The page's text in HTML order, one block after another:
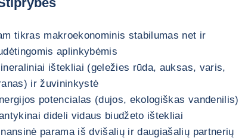
tikras makroekonominis stabilumas net ir
aplinkybėmis
ištekliai (geležies rūda, auksas, varis,
ir žuvininkystė
potencialas (dujos, ekologiškas vandenilis)
dideli vidaus biudžeto ištekliai
parama iš dvišalių ir daugiašalių partnerių